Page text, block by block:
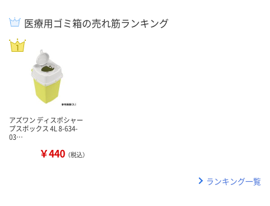
医療用ゴミ箱の売れ筋ランキング
アズワン ディスポシャー
プスボックス 4L 8-634-
03…
￥440 （税込）
ランキング一覧